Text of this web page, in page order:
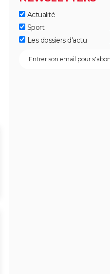
Actualité
Sport
Les dossiers d'actu